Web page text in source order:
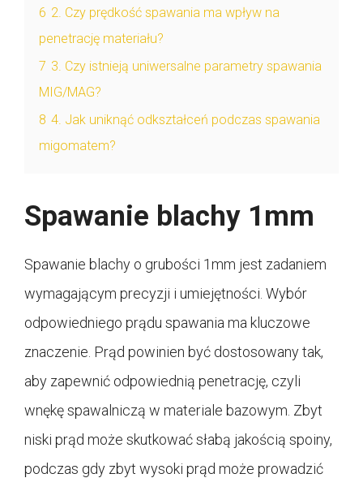
6 2. Czy prędkość spawania ma wpływ na
penetrację materiału?
7 3. Czy istnieją uniwersalne parametry spawania
MIG/MAG?
8 4. Jak uniknąć odkształceń podczas spawania
migomatem?
Spawanie blachy 1mm
Spawanie blachy o grubości 1mm jest zadaniem
wymagającym precyzji i umiejętności. Wybór
odpowiedniego prądu spawania ma kluczowe
znaczenie. Prąd powinien być dostosowany tak,
aby zapewnić odpowiednią penetrację, czyli
wnękę spawalniczą w materiale bazowym. Zbyt
niski prąd może skutkować słabą jakością spoiny,
podczas gdy zbyt wysoki prąd może prowadzić